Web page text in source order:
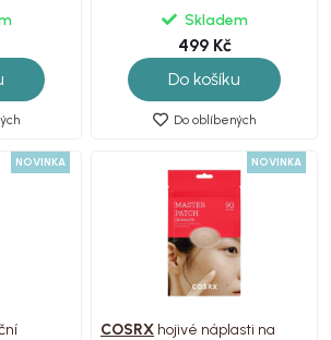
Skladem
499 Kč
Do košíku
Do oblíbených
NOVINKA NOVINKA
COSRX hojivé náplasti na